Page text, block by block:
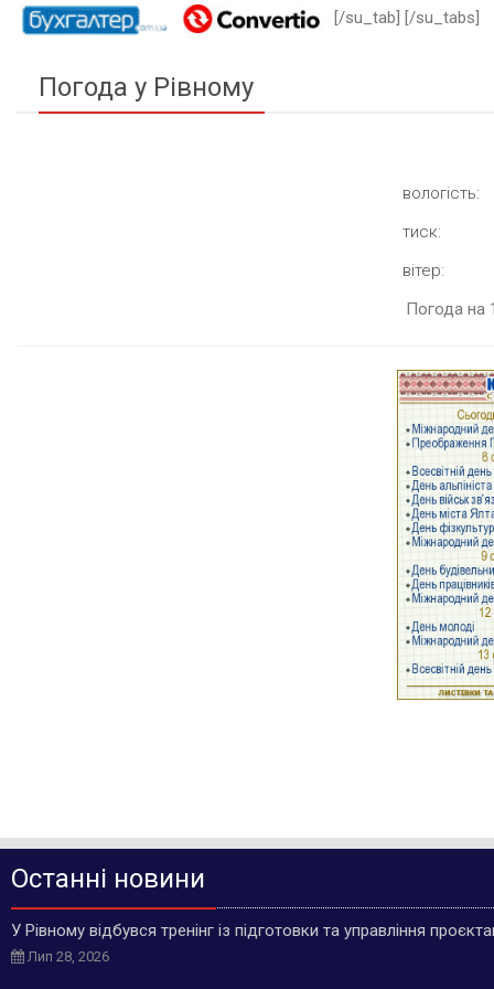
[/su_tab] [/su_tabs]
Погода у Рівному
вологість:
тиск:
вітер:
Погода на
Останні новини
У Рівному відбувся тренінг із підготовки та управління
Лип 28, 2026